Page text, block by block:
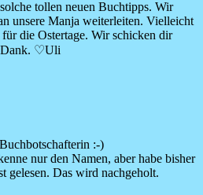
tollen neuen Buchtipps. Wir
unsere Manja weiterleiten. Vielleicht
die Ostertage. Wir schicken dir
Dank. ♡Uli
:-)
nur den Namen, aber habe bisher
gelesen. Das wird nachgeholt.